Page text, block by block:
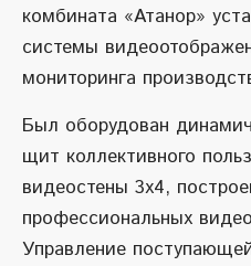
комбината «Атанор»
системы
мониторинга
Был оборудован
щит коллективного
видеостены 3х4,
профессиональных
Управление